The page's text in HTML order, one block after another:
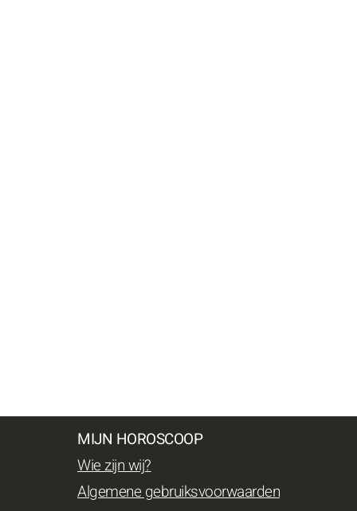
MIJN HOROSCOOP
Wie zijn wij?
Algemene gebruiksvoorwaarden